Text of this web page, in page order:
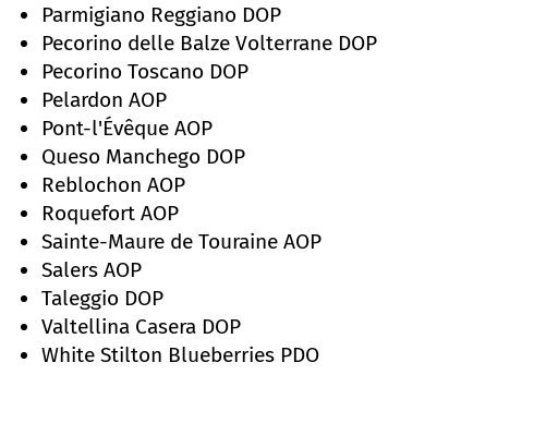
Parmigiano Reggiano DOP
Pecorino delle Balze Volterrane DOP
Pecorino Toscano DOP
Pelardon AOP
Pont-l'Évêque AOP
Queso Manchego DOP
Reblochon AOP
Roquefort AOP
Sainte-Maure de Touraine AOP
Salers AOP
Taleggio DOP
Valtellina Casera DOP
White Stilton Blueberries PDO